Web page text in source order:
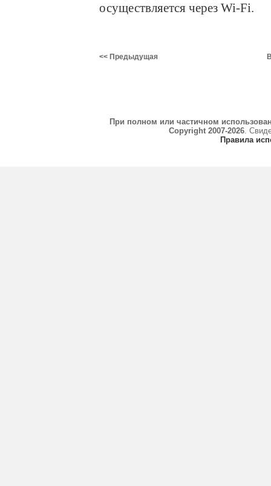
осуществляется через Wi-Fi.
<< Предыдущая
При полном или частичном
Copyright 2007-2026.
Правила